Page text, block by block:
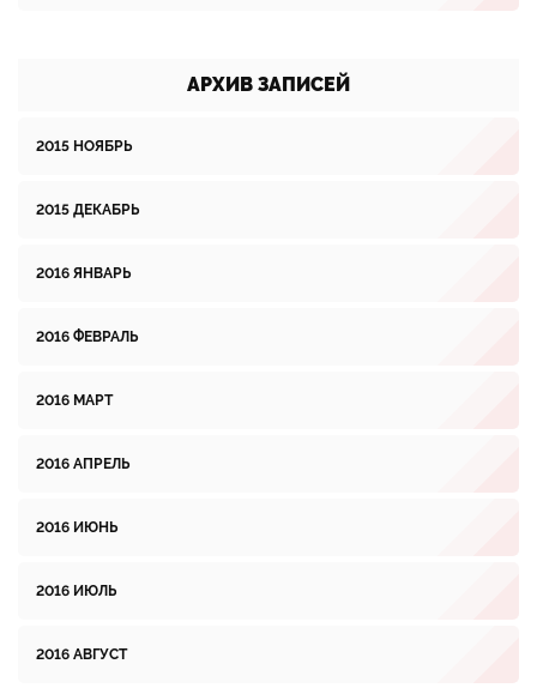
АРХИВ ЗАПИСЕЙ
2015 НОЯБРЬ
2015 ДЕКАБРЬ
2016 ЯНВАРЬ
2016 ФЕВРАЛЬ
2016 МАРТ
2016 АПРЕЛЬ
2016 ИЮНЬ
2016 ИЮЛЬ
2016 АВГУСТ